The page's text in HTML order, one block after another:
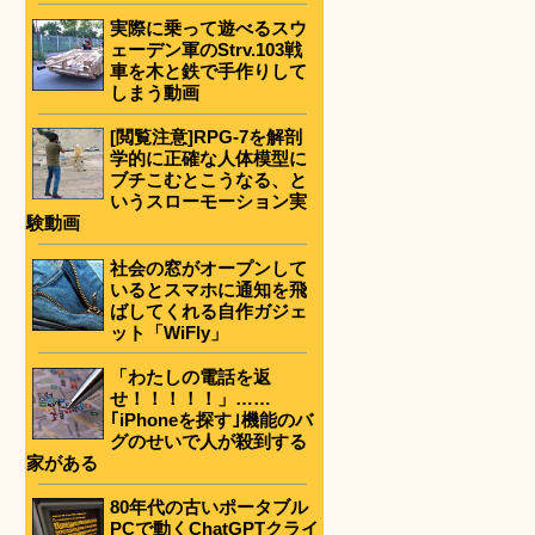
実際に乗って遊べるスウ
ェーデン軍のStrv.103戦
車を木と鉄で手作りして
しまう動画
[閲覧注意]RPG-7を解剖
学的に正確な人体模型に
ブチこむとこうなる、と
いうスローモーション実
験動画
社会の窓がオープンして
いるとスマホに通知を飛
ばしてくれる自作ガジェ
ット「WiFly」
「わたしの電話を返
せ！！！！！」……
｢iPhoneを探す｣機能のバ
グのせいで人が殺到する
家がある
80年代の古いポータブル
PCで動くChatGPTクライ